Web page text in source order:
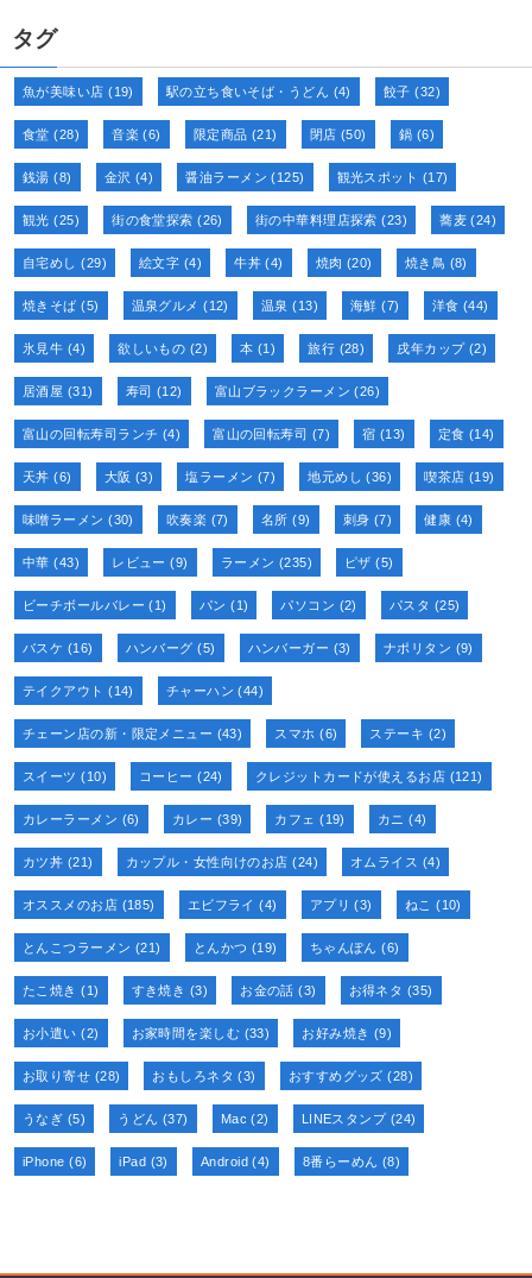
タグ
魚が美味い店 (19) 駅の立ち食いそば・うどん (4) 餃子 (32)
食堂 (28) 音楽 (6) 限定商品 (21) 閉店 (50) 鍋 (6)
銭湯 (8) 金沢 (4) 醤油ラーメン (125) 観光スポット (17)
観光 (25) 街の食堂探索 (26) 街の中華料理店探索 (23) 蕎麦 (24)
自宅めし (29) 絵文字 (4) 牛丼(4) 焼肉 (20) 焼き鳥 (8)
焼きそば (5) 温泉グルメ (12) 温泉 (13) 海鮮 (7) 洋食 (44)
氷見牛 (4) 欲しいもの (2) 本 (1) 旅行 (28) 戌年カップ (2)
居酒屋 (31) 寿司 (12) 富山ブラックラーメン (26)
富山の回転寿司ランチ (4) 富山の回転寿司 (7) 宿 (13) 定食 (14)
天丼 (6) 大阪 (3) 塩ラーメン (7) 地元めし (36) 喫茶店 (19)
味噌ラーメン (30) 吹奏楽 (7) 名所 (9) 刺身 (7) 健康 (4)
中華 (43) レビュー (9) ラーメン (235) ピザ (5)
ビーチボールバレー (1) パン (1) パソコン (2) パスタ (25)
バスケ (16) ハンバーグ (5) ハンバーガー (3) ナポリタン (9)
テイクアウト (14) チャーハン (44)
チェーン店の新・限定メニュー (43) スマホ (6) ステーキ (2)
スイーツ (10) コーヒー (24) クレジットカードが使えるお店 (121)
カレーラーメン (6) カレー (39) カフェ (19) カニ (4)
カツ丼 (21) カップル・女性向けのお店 (24) オムライス (4)
オススメのお店 (185) エビフライ (4) アプリ (3) ねこ (10)
とんこつラーメン (21) とんかつ (19) ちゃんぽん (6)
たこ焼き (1) すき焼き (3) お金の話 (3) お得ネタ (35)
お小遣い (2) お家時間を楽しむ (33) お好み焼き (9)
お取り寄せ (28) おもしろネタ (3) おすすめグッズ (28)
うなぎ (5) うどん (37) Mac (2) LINEスタンプ (24)
iPhone (6) iPad (3) Android (4) 8番らーめん (8)